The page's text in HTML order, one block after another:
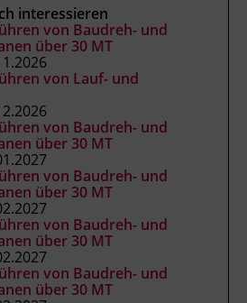
als ermächtigte
gemäß § 63
(BGBl. Nr.
Fassung).
interessieren
von Baudreh- und
über 30 MT
von Lauf- und
von Baudreh- und
über 30 MT
von Baudreh- und
über 30 MT
von Baudreh- und
über 30 MT
von Baudreh- und
über 30 MT